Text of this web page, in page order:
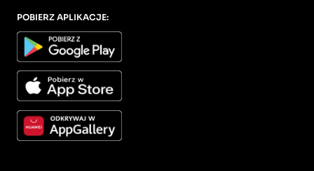
POBIERZ APLIKACJE: